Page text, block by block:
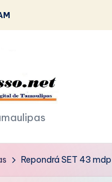
Repondrá SET 43